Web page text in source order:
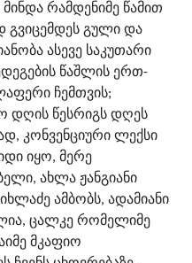
რამდენიმე წამით
გვიცემდეს გული და
ასევე საკუთარი
წაშლის ერთ-
ჩემთვის;
წესრიგს დღეს
კონვენციური ლექსი
იყო, მერე
ახლა ჟანგიანი
ამბობს, ადამიანი
ცალკე რომელიმე
მკაფიო